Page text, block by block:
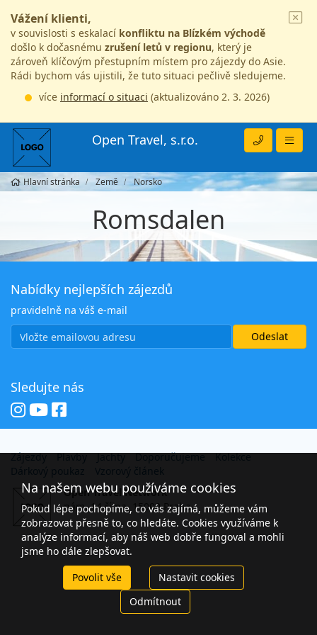
Vážení klienti,
v souvislosti s eskalací konfliktu na Blízkém východě
došlo k dočasnému zrušení letů v regionu, který je
zároveň klíčovým přestupním místem pro zájezdy do Asie.
Rádi bychom vás ujistili, že tuto situaci pečlivě sledujeme.
více informací o situaci (aktualizováno 2. 3. 2026)
Open Travel, s.r.o.
Hlavní stránka Země Norsko
Romsdalen
Nabídky nejlepších zájezdů
pravidelně na váš e-mail
Sledujte nás
Zájezdy Plavby Jachty Doporučujeme
Kolekce
Open Travel Network
nám. 14 října, 15000 Praha
Na našem webu používáme cookies
Pokud lépe pochopíme, co vás zajímá, můžeme vám
zobrazovat přesně to, co hledáte. Cookies využíváme k
analýze informací, aby náš web dobře fungoval a mohli
jsme ho dále zlepšovat.
Povolit vše
Nastavit cookies
Odmítnout